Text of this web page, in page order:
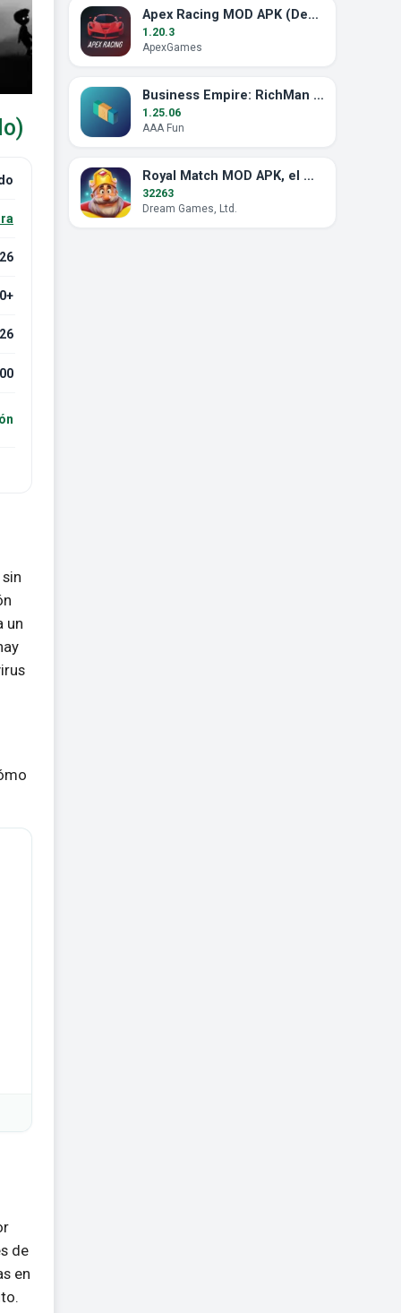
un
de
en
Apex Racing MOD APK (Desbloqueado)
1.20.3
ApexGames
Business Empire: RichMan MOD APK (Dinero Ilimitado)
1.25.06
AAA Fun
Royal Match MOD APK, el mito de las monedas ilimitadas
32263
Dream Games, Ltd.